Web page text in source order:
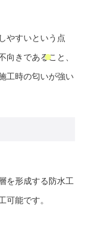
やすいという点
向きであること、
工時の匂いが強い
を形成する防水工
可能です。